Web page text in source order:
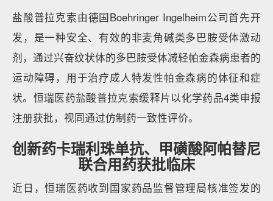
盐酸普拉克索由德国Boehringer Ingelheim公司首先开
发，是一种安全、有效的非麦角碱类多巴胺受体激动
剂，通过兴奋纹状体的多巴胺受体减轻帕金森病患者的
运动障碍，用于治疗成人特发性帕金森病的体征和症
状。恒瑞医药盐酸普拉克索缓释片以化学药品4类申报
注册获批，视同通过仿制药一致性评价。
创新药卡瑞利珠单抗、甲磺酸阿帕替尼
联合用药获批临床
近日，恒瑞医药收到国家药品监督管理局核准签发的